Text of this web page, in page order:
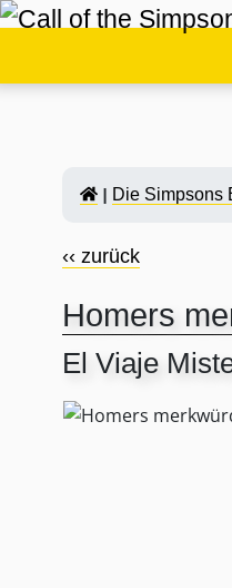
Die Simpsons
‹‹ zurück
Homers
El Viaje